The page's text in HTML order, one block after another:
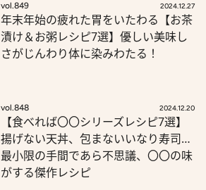
vol.849 2024.12.27
年末年始の疲れた胃をいたわる【お茶
漬け＆お粥レシピ7選】優しい美味し
さがじんわり体に染みわたる！
vol.848 2024.12.20
【食べれば〇〇シリーズレシピ7選】
揚げない天丼、包まないいなり寿司…
最小限の手間であら不思議、〇〇の味
がする傑作レシピ